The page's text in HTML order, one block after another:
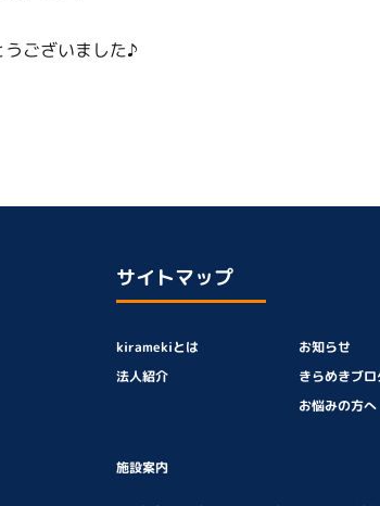
ございました♪
サイトマップ
kiramekiとは
法人紹介
お知らせ
きらめきブロ
お悩みの方へ
施設案内